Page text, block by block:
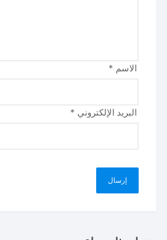
الاسم *
البريد الإلكتروني *